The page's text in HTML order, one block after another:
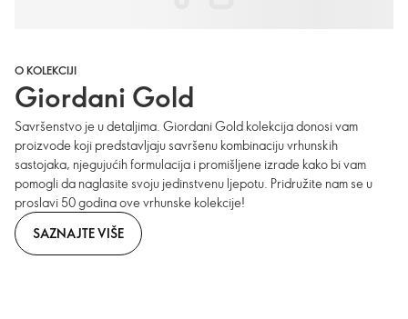
O KOLEKCIJI
Giordani Gold
Savršenstvo je u detaljima. Giordani Gold kolekcija donosi vam
proizvode koji predstavljaju savršenu kombinaciju vrhunskih
sastojaka, njegujućih formulacija i promišljene izrade kako bi vam
pomogli da naglasite svoju jedinstvenu ljepotu. Pridružite nam se u
proslavi 50 godina ove vrhunske kolekcije!
SAZNAJTE VIŠE